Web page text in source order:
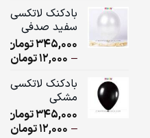
بادکنک لاتکسی
سفید صدفی
345,000تومان
–
12,000تومان
بادکنک لاتکسی
مشکی
345,000تومان
–
12,000تومان